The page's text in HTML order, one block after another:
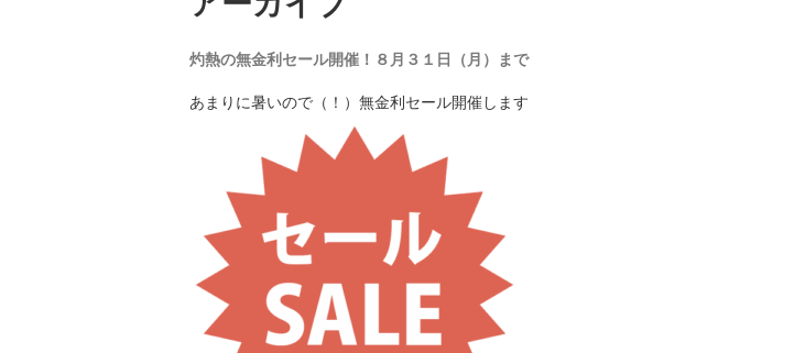
灼熱の無金利セール開催！８月３１日（月）まで
あまりに暑いので（！）無金利セール開催します